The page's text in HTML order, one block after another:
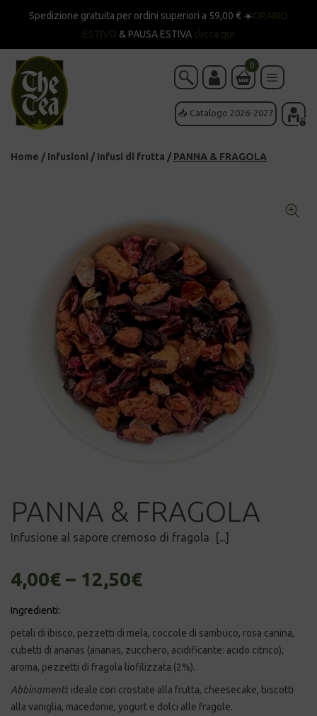
Spedizione gratuita per ordini superiori a 59,00 € ☀️ORARIO
ESTIVO & PAUSA ESTIVA clicca qui
📥 Catalogo 2026-2027
0
Home / Infusioni / Infusi di frutta / PANNA & FRAGOLA
PANNA & FRAGOLA
Infusione al sapore cremoso di fragola [...]
4,00€ – 12,50€
Ingredienti:
petali di ibisco, pezzetti di mela, coccole di sambuco, rosa canina,
cubetti di ananas (ananas, zucchero, acidificante: acido citrico),
aroma, pezzetti di fragola liofilizzata (2%).
Abbinamenti: ideale con crostate alla frutta, cheesecake, biscotti
alla vaniglia, macedonie, yogurt e dolci alle fragole.